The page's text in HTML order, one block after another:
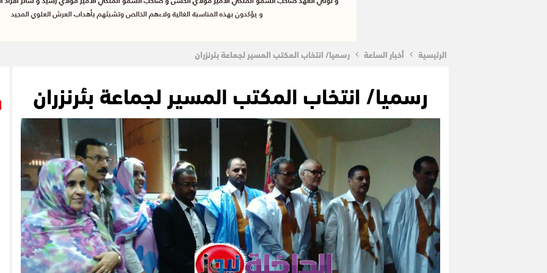
الرئيسية أخبار الساعة رسميا/ انتخاب المكتب المسير لجماعة بئرنزران
رسميا/ انتخاب المكتب المسير لجماعة بئرنزران